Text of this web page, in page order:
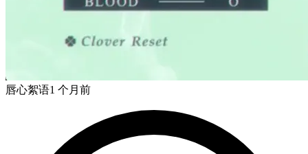
唇心絮语1 个月前